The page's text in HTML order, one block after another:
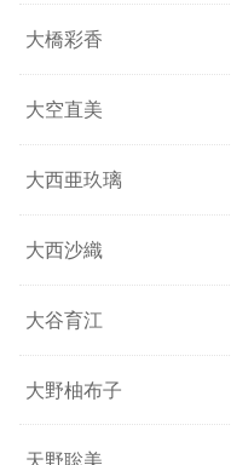
大橋彩香
大空直美
大西亜玖璃
大西沙織
大谷育江
大野柚布子
天野聡美